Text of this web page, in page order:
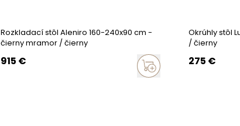
Rozkladací stôl Aleniro 160-240x90 cm -
čierny mramor / čierny
915 €
Okrúhly stôl
/ čierny
275 €